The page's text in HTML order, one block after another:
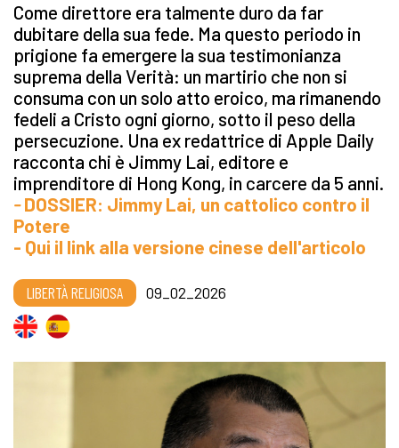
Come direttore era talmente duro da far
dubitare della sua fede. Ma questo periodo in
prigione fa emergere la sua testimonianza
suprema della Verità: un martirio che non si
consuma con un solo atto eroico, ma rimanendo
fedeli a Cristo ogni giorno, sotto il peso della
persecuzione. Una ex redattrice di Apple Daily
racconta chi è Jimmy Lai, editore e
imprenditore di Hong Kong, in carcere da 5 anni.
-DOSSIER: Jimmy Lai, un cattolico contro il
Potere
- Qui il link alla versione cinese dell'articolo
LIBERTÀ RELIGIOSA 09_02_2026